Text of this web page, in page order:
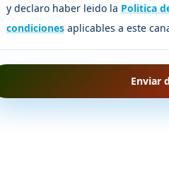
y declaro haber leido la Politica
condicionesaplicables a este
Enviar